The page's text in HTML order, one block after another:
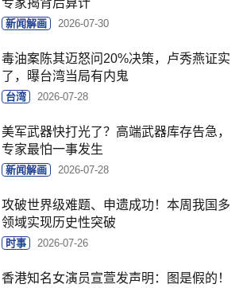
专家揭背后算计
新闻解画 2026-07-30
毒油案陈其迈怒问20%决策，卢秀燕证实
了，曝台湾当局有内鬼
台湾 2026-07-28
美军武器快打光了？高端武器库存告急，
专家最怕一事发生
新闻解画 2026-07-28
攻破世界级难题、申遗成功！本周我国多
领域实现历史性突破
时事 2026-07-26
香港知名女演员宣萱发声明：图是假的！